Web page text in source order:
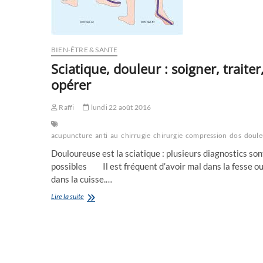
BIEN-ÊTRE & SANTE
Sciatique, douleur : soigner, traiter,
opérer
Raffi lundi 22 août 2016
acupuncture anti au chirrugie chirurgie compression dos
Douloureuse est la sciatique : plusieurs diagnostics
possibles Il est fréquent d’avoir mal dans la fesse ou
dans la cuisse.…
Lire la suiteSciatique,